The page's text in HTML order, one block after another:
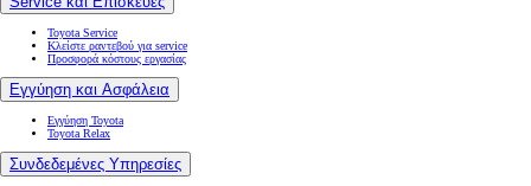
Toyota Service
Κλείστε ραντεβού για service
Προσφορά κόστους εργασίας
Εγγύηση και Ασφάλεια
Εγγύηση Toyota
Toyota Relax
Συνδεδεμένες Υπηρεσίες